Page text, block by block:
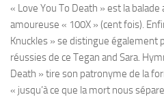
« Love You To Death » est la
amoureuse « 100X » (cent fois).
Knuckles » se distingue également
réussies de ce Tegan and Sara.
Death » tire son patronyme de la
« jusqu’à ce que la mort nous